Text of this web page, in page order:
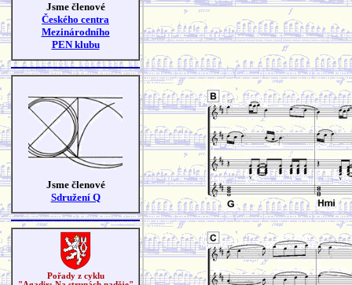
Jsme členové
Českého centra
Mezinárodního
PEN klubu
Jsme členové
Sdružení Q
Pořady z cyklu